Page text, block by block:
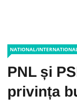
NATIONAL/
PNL și
privința